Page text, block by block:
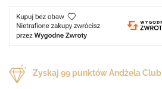
Zyskaj 99 punktów Andżela Club